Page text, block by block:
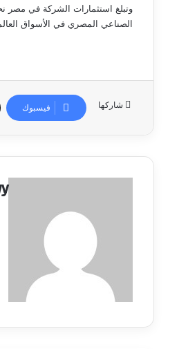
الصناعي المصري في الأسواق
شاركها فيسبوك